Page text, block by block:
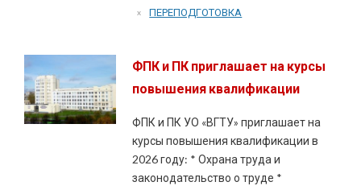
ПЕРЕПОДГОТОВКА
ФПК и ПК приглашает на курсы
повышения квалификации
ФПК и ПК УО «ВГТУ» приглашает на
курсы повышения квалификации в
2026 году: * Охрана труда и
законодательство о труде *